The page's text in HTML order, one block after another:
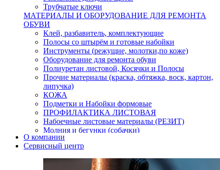
Трубчатые ключи
МАТЕРИАЛЫ И ОБОРУДОВАНИЕ ДЛЯ РЕМОНТА
ОБУВИ
Клей, разбавитель, комплектующие
Полосы со штырём и готовые набойки
Инструменты (режущие, молотки,по коже)
Оборудование для ремонта обуви
Полиуретан листовой, Косячки и Полосы
Прочие материалы (краска, обтяжка, воск, картон,
липучка)
КОЖА
Подметки и Набойки формовые
ПРОФИЛАКТИКА ЛИСТОВАЯ
Набоечные листовые материалы (РЕЗИТ)
Молния и бегунки (собачки)
Нитки,иглы-шило,крючки.
Уход и косметика для обуви
Кнопки (магнитые,кобурные)
Пряжки для ремня
О компании
Сервисный центр